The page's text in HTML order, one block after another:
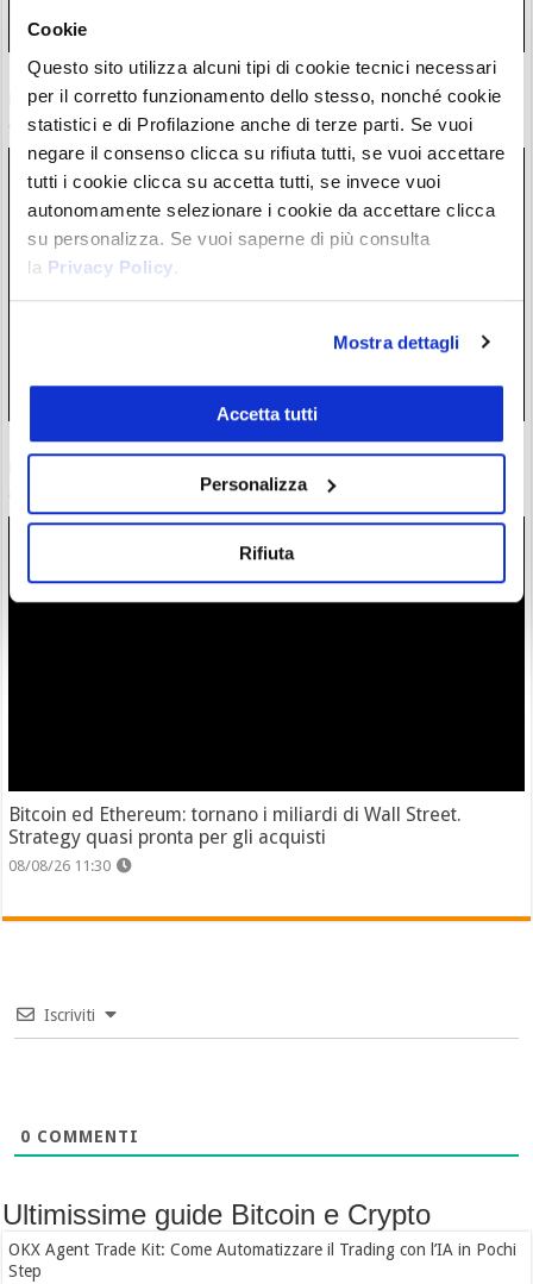
Cookie
Questo sito utilizza alcuni tipi di cookie tecnici necessari
per il corretto funzionamento dello stesso, nonché cookie
statistici e di Profilazione anche di terze parti. Se vuoi
negare il consenso clicca su rifiuta tutti, se vuoi accettare
tutti i cookie clicca su accetta tutti, se invece vuoi
autonomamente selezionare i cookie da accettare clicca
su personalizza. Se vuoi saperne di più consulta
la Privacy Policy.
Mostra dettagli
Accetta tutti
Personalizza
Rifiuta
Michael Burry: “Siamo nel Trump Market. Fai soldi se sei un
idiota”. Lo sfogo durante la mega bull run AI
08/08/26 16:17
Ethereum: aggiornamento con “stop” allo staking,
Bitcoin ed Ethereum: tornano i miliardi di Wall Street.
Strategy quasi pronta per gli acquisti
08/08/26 11:30
Iscriviti
0 COMMENTI
Ultimissime guide Bitcoin e Crypto
OKX Agent Trade Kit: Come Automatizzare il Trading con l’IA in Pochi
Step